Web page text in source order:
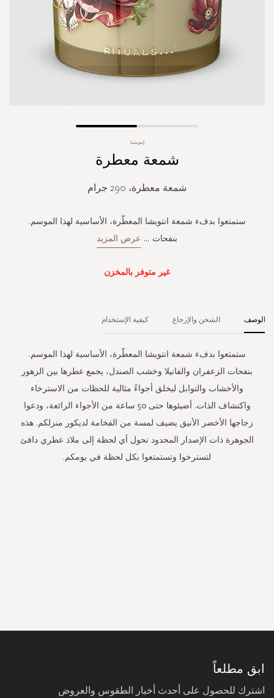
إنتويشيا
شمعة معطرة
شمعة معطرة، 290 جرام
ستمتعوا بدفء شمعة انتويشا المعطّرة، الأساسية لهذا الموسم.
بنفحات ... عرض المزيد
غير متوفر بالمخزن
الوصف
ستمتعوا بدفء شمعة انتويشا المعطّرة، الأساسية لهذا الموسم.
بنفحات الزعفران والفانيلا وخشب الصندل، يجمع عطرها بين الزهور
والأخشاب والتوابل ليخلق أجواءً مثالية للحظات من الاسترخاء
واكتشاف الذات. أضيئوها حتى 50 ساعة من الأجواء الرائعة، ودعوا
زجاجها الأخضر الأنيق يضيف لمسة من الفخامة لديكور منزلكم. هذه
الجوهرة ذات الإصدار المحدود تحول أي لحظة إلى ملاذ عطري دافئ
لتسترخوا وتستمتعوا بكل لحظة في يومكم.
الشحن والإرجاع كيفية الإستخدام
ابق مطلعاً
اشترك للحصول على أحدث أخبار الطقوس والعروض